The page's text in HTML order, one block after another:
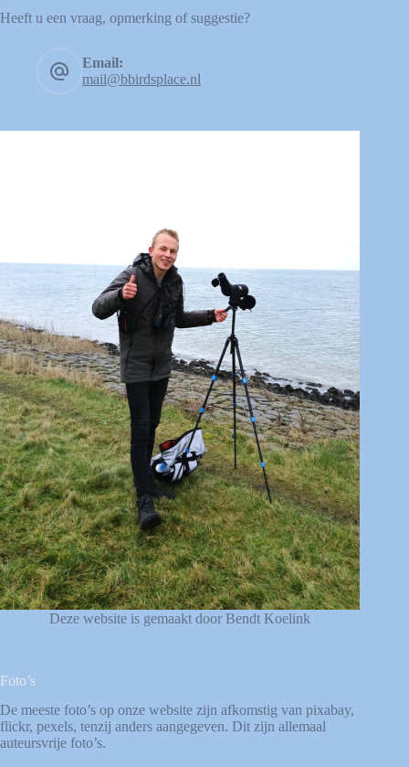
Heeft u een vraag, opmerking of suggestie?
Email:
mail@bbirdsplace.nl
Deze website is gemaakt door Bendt Koelink
Foto’s
De meeste foto’s op onze website zijn afkomstig van pixabay,
flickr, pexels, tenzij anders aangegeven. Dit zijn allemaal
auteursvrije foto’s.